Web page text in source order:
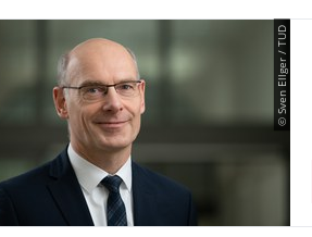
© Sven Ellger / TUD